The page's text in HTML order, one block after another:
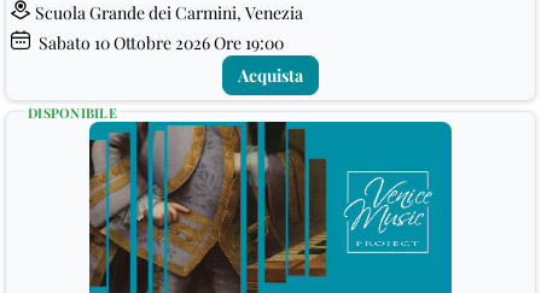
Scuola Grande dei Carmini, Venezia
Sabato 10Ottobre 2026Ore 19:00
Acquista
DISPONIBILE